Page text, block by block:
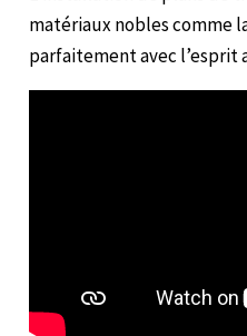
matériaux nobles comme
parfaitement avec